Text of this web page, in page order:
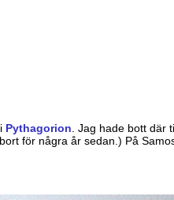
i Pythagorion. Jag hade bott där
för några år sedan.) På